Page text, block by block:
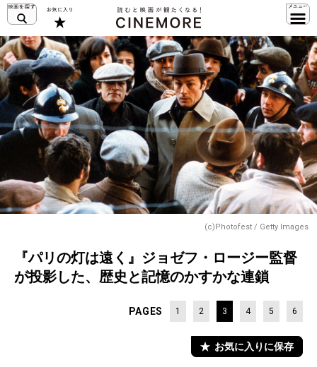
(c)Photofest / Getty Images
『パリの灯は遠く』ジョゼフ・ロージー監督
が投影した、歴史と記憶のかすかな連鎖
PAGES 1 2 3 4 5 6
お気に入りに保存